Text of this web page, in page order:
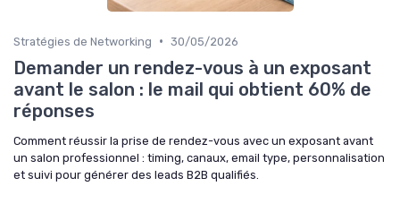
Stratégies de Networking • 30/05/2026
Demander un rendez-vous à un exposant
avant le salon : le mail qui obtient 60% de
réponses
Comment réussir la prise de rendez-vous avec un exposant avant
un salon professionnel : timing, canaux, email type, personnalisation
et suivi pour générer des leads B2B qualifiés.